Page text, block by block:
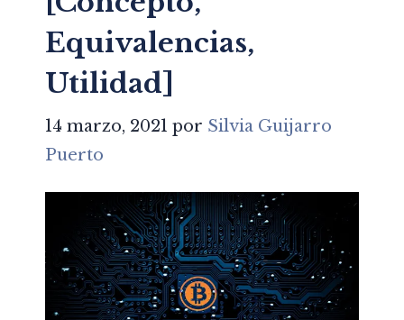
Equivalencias,
Utilidad]
14 marzo, 2021 por Silvia Guijarro
Puerto